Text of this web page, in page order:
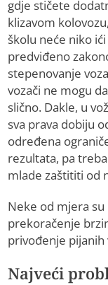
gdje stičete
klizavom
školu neće niko
predviđeno
stepenovanje
vozači ne mogu
slično. Dakle, u
sva prava dobiju
određena
rezultata, pa
mlade zaštititi od
Neke od mjera su
prekoračenje
privođenje pijanih
Najveći